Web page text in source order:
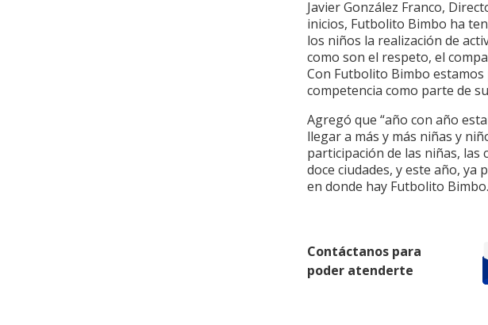
Javier González Franco,
inicios, Futbolito Bimbo ha
los niños la realización de
como son el respeto, el
Con Futbolito Bimbo
competencia como parte de
Agregó que “año con año
llegar a más y más niñas y
participación de las niñas,
doce ciudades, y este año, ya
en donde hay Futbolito
Contáctanos para
poder atenderte